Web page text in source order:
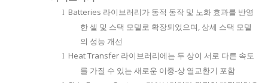
l Batteries 라이브러리가 동적 동작 및 노화 효과를 반영
한 셀 및 스택 모델로 확장되었으며 상세 스택 모델
의 성능 개선
l Heat Transfer 라이브러리에는 두 상이 서로 다른 속도
를 가질 수 있는 새로운 이중-상 열교환기 포함